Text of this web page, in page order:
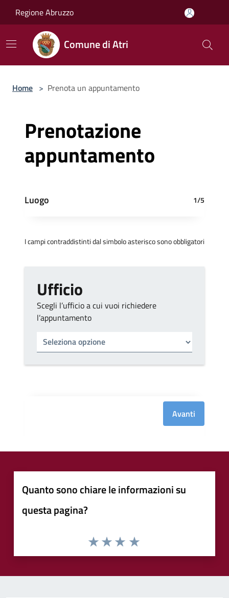
Regione Abruzzo
Comune di Atri
Home > Prenota un appuntamento
Prenotazione
appuntamento
Luogo 1/5
I campi contraddistinti dal simbolo asterisco sono obbligatori
Ufficio
Scegli l’ufficio a cui vuoi richiedere
l’appuntamento
Tipo di ufficio
Avanti
Quanto sono chiare le informazioni su
questa pagina?